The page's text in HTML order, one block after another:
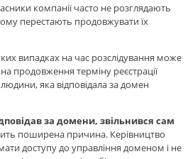
компанії часто не розглядають
перестають продовжувати їх
випадках на час розслідування може
продовження терміну реєстрації
яка відповідала за домен
за домени, звільнився сам
поширена причина. Керівництво
доступу до управління доменом і не